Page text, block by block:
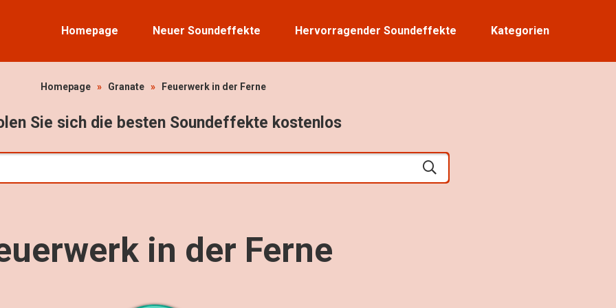
Homepage Neuer Soundeffekte Hervorragender Soundeffekte Kategorien
Homepage » Granate » Feuerwerk in der Ferne
Sie sich die besten Soundeffekte kostenlos
in der Ferne